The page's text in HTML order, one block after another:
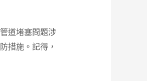
道堵塞問題涉
措施。記得，